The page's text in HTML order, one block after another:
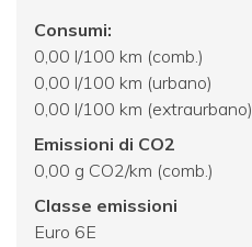
Consumi:
0,00 l/100 km (comb.)
0,00 l/100 km (urbano)
0,00 l/100 km (extraurbano)
Emissioni di CO2
0,00 g CO2/km (comb.)
Classe emissioni
Euro 6E